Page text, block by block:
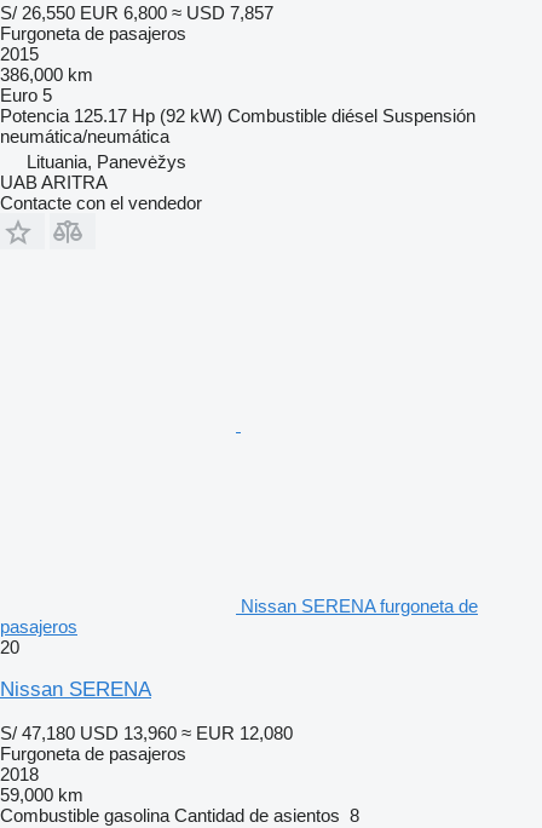
S/ 26,550 EUR 6,800 ≈ USD 7,857
Furgoneta de pasajeros
2015
386,000 km
Euro 5
Potencia 125.17 Hp (92 kW) Combustible diésel Suspensión
neumática/neumática
Lituania, Panevėžys
UAB ARITRA
Contacte con el vendedor
Nissan SERENA furgoneta de
pasajeros
20
Nissan SERENA
S/ 47,180 USD 13,960 ≈ EUR 12,080
Furgoneta de pasajeros
2018
59,000 km
Combustible gasolina Cantidad de asientos 8